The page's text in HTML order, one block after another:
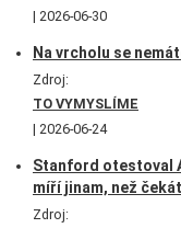
2026-06-30
Na vrcholu se
Zdroj:
TO VYMYSLÍME
2026-06-24
Stanford otestoval
míří jinam, než
Zdroj: